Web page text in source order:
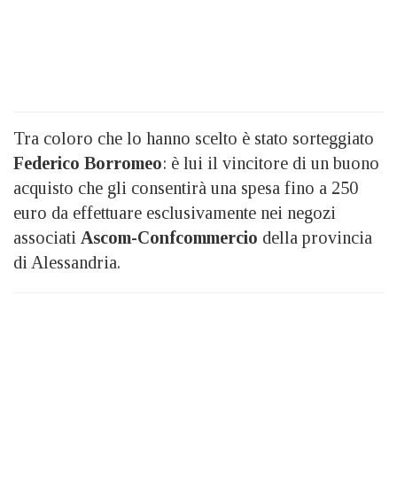
Tra coloro che lo hanno scelto è stato sorteggiato
Federico Borromeo: è lui il vincitore di un buono
acquisto che gli consentirà una spesa fino a 250
euro da effettuare esclusivamente nei negozi
associati Ascom-Confcommercio della provincia
di Alessandria.